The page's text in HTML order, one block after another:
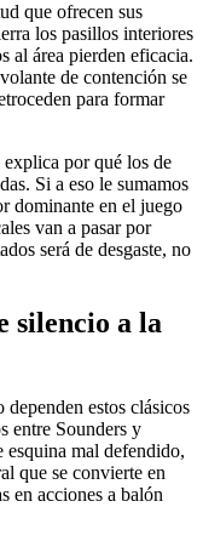
que ofrecen sus
los pasillos interiores
al área pierden eficacia.
de contención se
para formar
por qué los de
Si a eso le sumamos
dominante en el juego
van a pasar por
será de desgaste, no
silencio a la
estos clásicos
entre Sounders y
esquina mal defendido,
que se convierte en
en acciones a balón